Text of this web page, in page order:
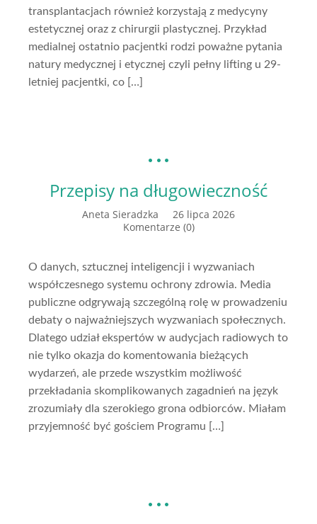
transplantacjach również korzystają z medycyny
estetycznej oraz z chirurgii plastycznej. Przykład
medialnej ostatnio pacjentki rodzi poważne pytania
natury medycznej i etycznej czyli pełny lifting u 29-
letniej pacjentki, co […]
Przepisy na długowieczność
Aneta Sieradzka
26 lipca 2026
Komentarze (0)
O danych, sztucznej inteligencji i wyzwaniach
współczesnego systemu ochrony zdrowia. Media
publiczne odgrywają szczególną rolę w prowadzeniu
debaty o najważniejszych wyzwaniach społecznych.
Dlatego udział ekspertów w audycjach radiowych to
nie tylko okazja do komentowania bieżących
wydarzeń, ale przede wszystkim możliwość
przekładania skomplikowanych zagadnień na język
zrozumiały dla szerokiego grona odbiorców. Miałam
przyjemność być gościem Programu […]